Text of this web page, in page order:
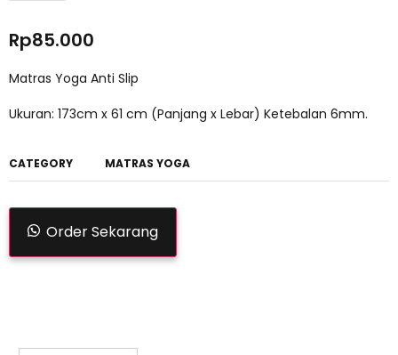
Rp85.000
Matras Yoga Anti Slip
Ukuran: 173cm x 61 cm (Panjang x Lebar) Ketebalan 6mm.
CATEGORY MATRAS YOGA
Order Sekarang